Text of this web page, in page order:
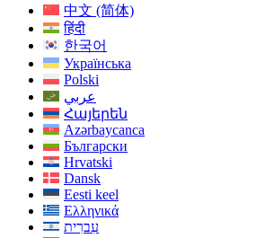
中文 (简体)
हिंदी
한국어
Українська
Polski
عربي
Հայերեն
Azərbaycanca
Български
Hrvatski
Dansk
Eesti keel
Ελληνικά
עִברִית